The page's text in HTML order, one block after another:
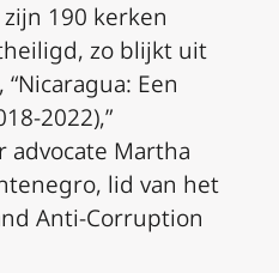
190 kerken
zo blijkt uit
, “Nicaragua: Een
2022),”
advocate Martha
lid van het
Anti-Corruption